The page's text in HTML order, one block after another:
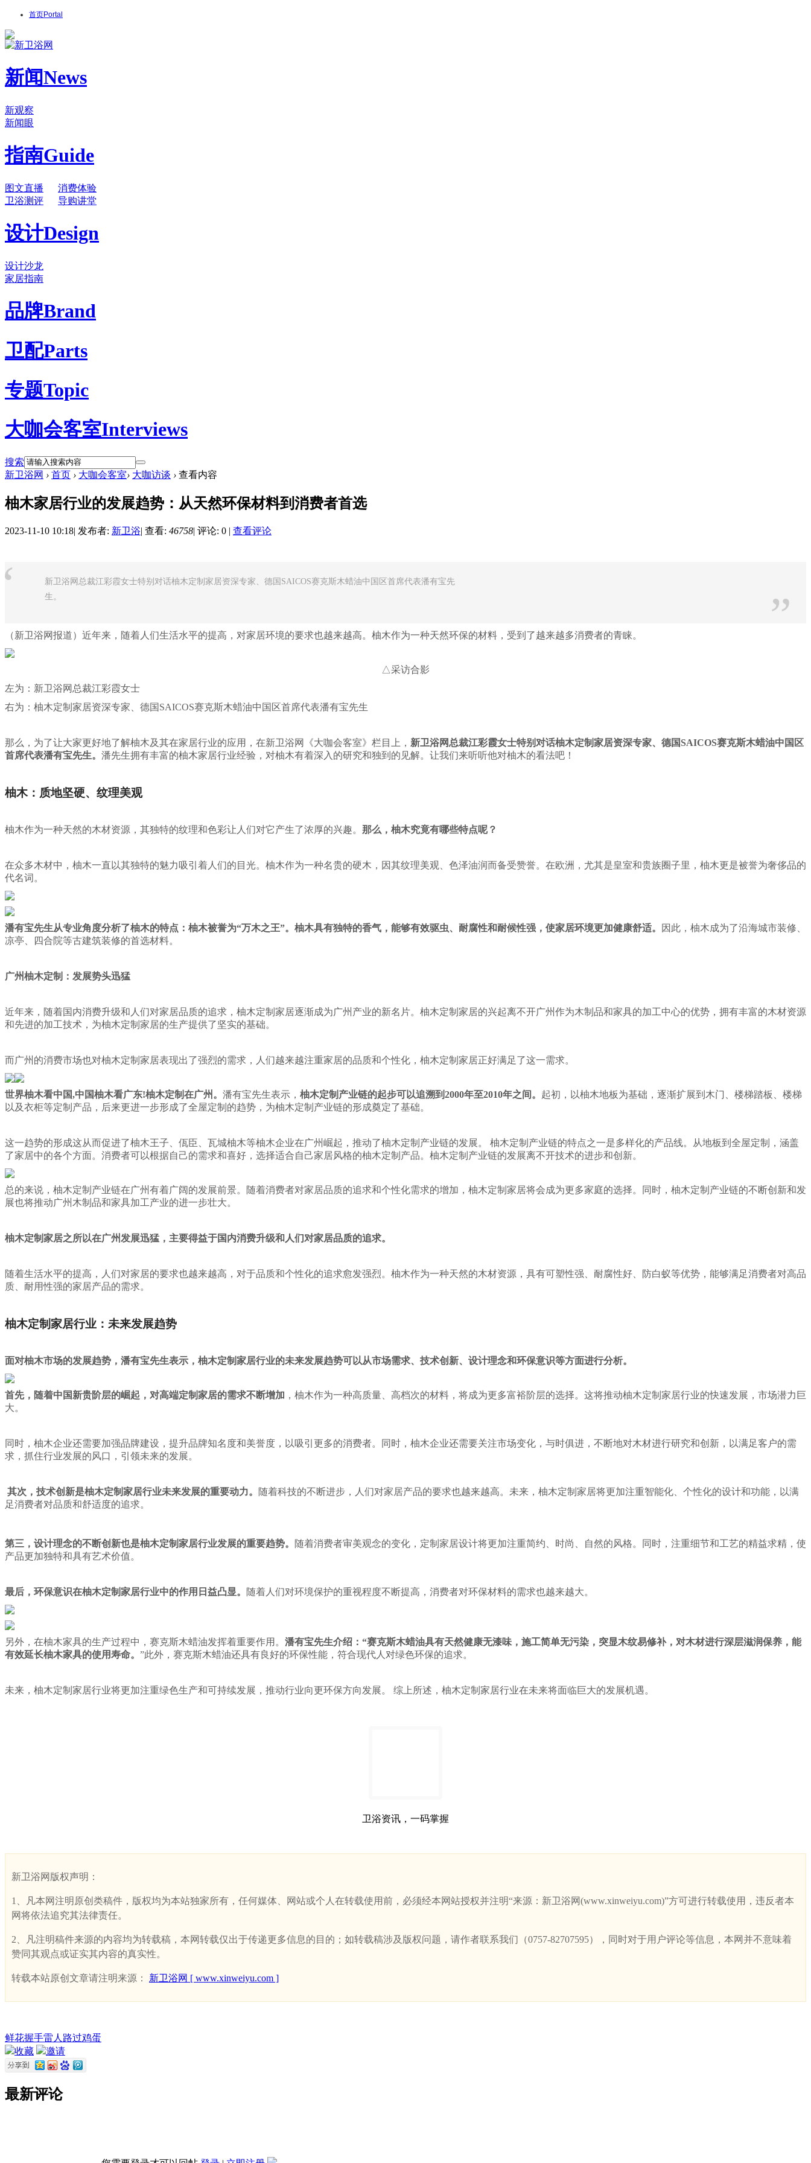
首页Portal
新闻News
新观察
新闻眼
指南Guide
图文直播
消费体验
卫浴测评
导购讲堂
设计Design
设计沙龙
家居指南
品牌Brand
卫配Parts
专题Topic
大咖会客室Interviews
搜索
新卫浴网 › 首页 › 大咖会客室› 大咖访谈 › 查看内容
柚木家居行业的发展趋势：从天然环保材料到消费者首选
2023-11-10 10:18| 发布者: 新卫浴| 查看: 46758| 评论: 0 | 查看评论
新卫浴网总裁江彩霞女士特别对话柚木定制家居资深专家、德国SAICOS赛克斯木蜡油中国区首席代表潘有宝先
生。
”
（新卫浴网报道）近年来，随着人们生活水平的提高，对家居环境的要求也越来越高。柚木作为一种天然环保的材料，受到了越来越多消费者的青睐。
△采访合影
左为：新卫浴网总裁江彩霞女士
右为：柚木定制家居资深专家、德国SAICOS赛克斯木蜡油中国区首席代表潘有宝先生
那么，为了让大家更好地了解柚木及其在家居行业的应用，在新卫浴网《大咖会客室》栏目上， 新卫浴网总裁江彩霞女士特别对话柚木定制家居资深专家、德国SAICOS赛克斯木蜡油中国区
首席代表潘有宝先生。 潘先生拥有丰富的柚木家居行业经验，对柚木有着深入的研究和独到的见解。让我们来听听他对柚木的看法吧！
柚木：质地坚硬、纹理美观
柚木作为一种天然的木材资源，其独特的纹理和色彩让人们对它产生了浓厚的兴趣。 那么，柚木究竟有哪些特点呢？
在众多木材中，柚木一直以其独特的魅力吸引着人们的目光。柚木作为一种名贵的硬木，因其纹理美观、色泽油润而备受赞誉。在欧洲，尤其是皇室和贵族圈子里，柚木更是被誉为奢侈品的
代名词。
潘有宝先生从专业角度分析了柚木的特点：柚木被誉为“万木之王”。柚木具有独特的香气，能够有效驱虫、耐腐性和耐候性强，使家居环境更加健康舒适。
因此，柚木成为了沿海城市装修、
凉亭、四合院等古建筑装修的首选材料。
广州柚木定制：发展势头迅猛
近年来，随着国内消费升级和人们对家居品质的追求，柚木定制家居逐渐成为广州产业的新名片。柚木定制家居的兴起离不开广州作为木制品和家具的加工中心的优势，拥有丰富的木材资源
和先进的加工技术，为柚木定制家居的生产提供了坚实的基础。
而广州的消费市场也对柚木定制家居表现出了强烈的需求，人们越来越注重家居的品质和个性化，柚木定制家居正好满足了这一需求。
世界柚木看中国,中国柚木看广东!柚木定制在广州。 潘有宝先生表示， 柚木定制产业链的起步可以追溯到2000年至2010年之间。 起初，以柚木地板为基础，逐渐扩展到木门、楼梯踏板、楼梯
以及衣柜等定制产品，后来更进一步形成了全屋定制的趋势，为柚木定制产业链的形成奠定了基础。
这一趋势的形成这从而促进了柚木王子、佤臣、瓦城柚木等柚木企业在广州崛起，推动了柚木定制产业链的发展。 柚木定制产业链的特点之一是多样化的产品线。从地板到全屋定制，涵盖
了家居中的各个方面。消费者可以根据自己的需求和喜好，选择适合自己家居风格的柚木定制产品。柚木定制产业链的发展离不开技术的进步和创新。
总的来说，柚木定制产业链在广州有着广阔的发展前景。随着消费者对家居品质的追求和个性化需求的增加，柚木定制家居将会成为更多家庭的选择。同时，柚木定制产业链的不断创新和发
展也将推动广州木制品和家具加工产业的进一步壮大。
柚木定制家居之所以在广州发展迅猛，主要得益于国内消费升级和人们对家居品质的追求。
随着生活水平的提高，人们对家居的要求也越来越高，对于品质和个性化的追求愈发强烈。柚木作为一种天然的木材资源，具有可塑性强、耐腐性好、防白蚁等优势，能够满足消费者对高品
质、耐用性强的家居产品的需求。
柚木定制家居行业：未来发展趋势
面对柚木市场的发展趋势， 潘有宝先生表示，柚木定制家居行业的未来发展趋势可以从市场需求、技术创新、设计理念和环保意识等方面进行分析。
首先，随着中国新贵阶层的崛起，对高端定制家居的需求不断增加 ，柚木作为一种高质量、高档次的材料，将成为更多富裕阶层的选择。这将推动柚木定制家居行业的快速发展，市场潜力巨
大。
同时，柚木企业还需要加强品牌建设，提升品牌知名度和美誉度，以吸引更多的消费者。同时，柚木企业还需要关注市场变化，与时俱进，不断地对木材进行研究和创新，以满足客户的需
求，抓住行业发展的风口，引领未来的发展。
其次，技术创新是柚木定制家居行业未来发展的重要动力。
随着科技的不断进步，人们对家居产品的要求也越来越高。未来，柚木定制家居将更加注重智能化、个性化的设计和功能，以满
足消费者对品质和舒适度的追求。
第三 ， 设计理念的不断创新也是柚木定制家居行业发展的重要趋势。
随着消费者审美观念的变化，定制家居设计将更加注重简约、时尚、自然的风格。同时，注重细节和工艺的精益求精，使
产品更加独特和具有艺术价值。
最后，环保意识在柚木定制家居行业中的作用日益凸显。 随着人们对环境保护的重视程度不断提高，消费者对环保材料的需求也越来越大。
另外，在柚木家具的生产过程中，赛克斯木蜡油发挥着重要作用。 潘有宝先生介绍：“赛克斯木蜡油具有天然健康无漆味，施工简单无污染，突显木纹易修补，对木材进行深层滋润保养，能
有效延长柚木家具的使用寿命。 ”此外，赛克斯木蜡油还具有良好的环保性能，符合现代人对绿色环保的追求。
未来，柚木定制家居行业将更加注重绿色生产和可持续发展，推动行业向更环保方向发展。 综上所述，柚木定制家居行业在未来将面临巨大的发展机遇。
卫浴资讯，一码掌握
新卫浴网版权声明：
1、凡本网注明原创类稿件，版权均为本站独家所有，任何媒体、网站或个人在转载使用前，必须经本网站授权并注明“来源：新卫浴网(www.xinweiyu.com)”方可进行转载使用，违反者本
网将依法追究其法律责任。
2、凡注明稿件来源的内容均为转载稿，本网转载仅出于传递更多信息的目的；如转载稿涉及版权问题，请作者联系我们（0757-82707595），同时对于用户评论等信息，本网并不意味着
赞同其观点或证实其内容的真实性。
转载本站原创文章请注明来源： 新卫浴网 [ www.xinweiyu.com ]
鲜花握手雷人 路过鸡蛋
收藏
邀请
最新评论